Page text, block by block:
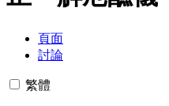
頁面
討論
繁體